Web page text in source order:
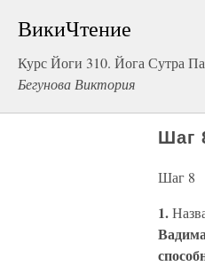
ВикиЧтение
Курс Йоги 310. Йога Сутра
Бегунова Виктория
Шаг
Шаг 8
1.